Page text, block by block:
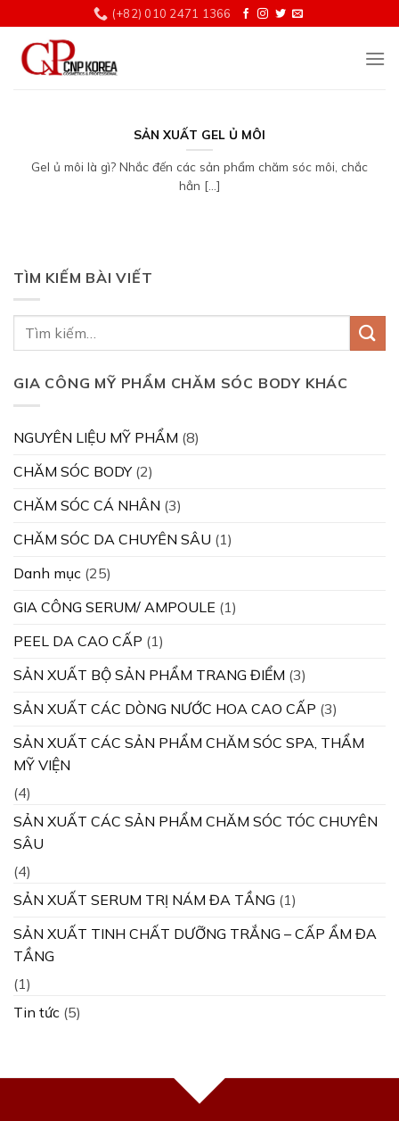
đến
dung
(+82) 010 2471 1366
SẢN XUẤT GEL Ủ MÔI
Gel ủ môi là gì? Nhắc đến các sản phẩm chăm sóc môi, chắc
hẳn [...]
TÌM KIẾM BÀI VIẾT
GIA CÔNG MỸ PHẨM CHĂM SÓC BODY KHÁC
NGUYÊN LIỆU MỸ PHẨM (8)
CHĂM SÓC BODY(2)
CHĂM SÓC CÁ NHÂN (3)
CHĂM SÓC DA CHUYÊN SÂU (1)
Danh mục (25)
GIA CÔNG SERUM/ AMPOULE (1)
PEEL DA CAO CẤP (1)
SẢN XUẤT BỘ SẢN PHẨM TRANG ĐIỂM (3)
SẢN XUẤT CÁC DÒNG NƯỚC HOA CAO CẤP (3)
SẢN XUẤT CÁC SẢN PHẨM CHĂM SÓC SPA, THẨM
MỸ VIỆN
(4)
SẢN XUẤT CÁC SẢN PHẨM CHĂM SÓC TÓC CHUYÊN
SÂU
(4)
SẢN XUẤT SERUM TRỊ NÁM ĐA TẦNG (1)
SẢN XUẤT TINH CHẤT DƯỠNG TRẮNG – CẤP ẨM ĐA
TẦNG
(1)
Tin tức (5)